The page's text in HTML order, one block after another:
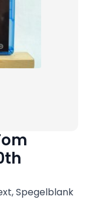
Spegelblank